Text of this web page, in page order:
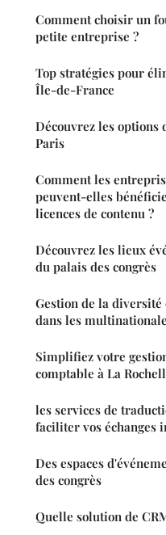
Comment choisir un
petite entreprise ?
Top stratégies pour
Île-de-France
Découvrez les options
Paris
Comment les
peuvent-elles
licences de contenu ?
Découvrez les lieux
du palais des congrès
Gestion de la
dans les
Simplifiez votre
comptable à La
les services de
faciliter vos échanges
Des espaces
des congrès
Quelle solution de